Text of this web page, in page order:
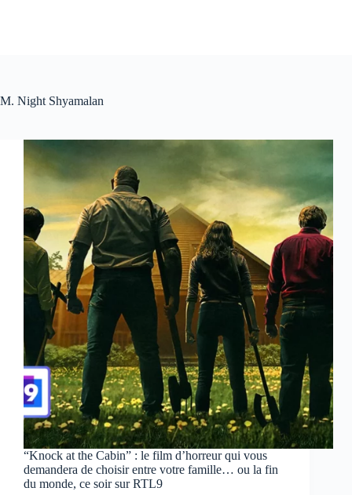
M. Night Shyamalan
“Knock at the Cabin” : le film d’horreur qui vous
demandera de choisir entre votre famille… ou la fin
du monde, ce soir sur RTL9